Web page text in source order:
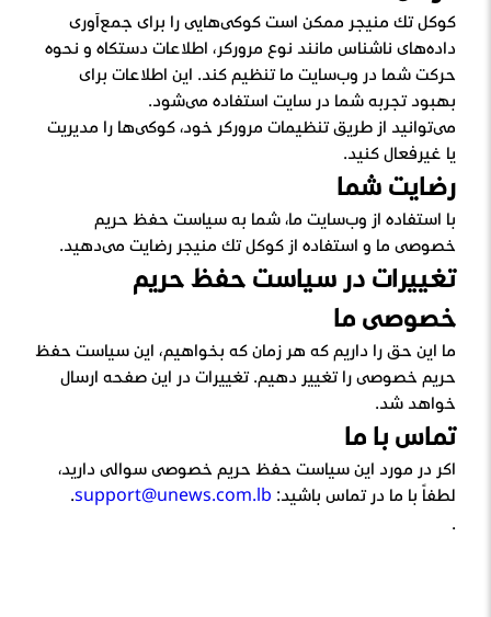
گوگل تگ منیجر ممکن است کوکی‌هایی را برای جمع‌آوری
داده‌های ناشناس مانند نوع مرورگر، اطلاعات دستگاه و نحوه
حرکت شما در وب‌سایت ما تنظیم کند. این اطلاعات برای
بهبود تجربه شما در سایت استفاده می‌شود.
می‌توانید از طریق تنظیمات مرورگر خود، کوکی‌ها را مدیریت
یا غیرفعال کنید.
رضایت شما
با استفاده از وب‌سایت ما، شما به سیاست حفظ حریم
خصوصی ما و استفاده از گوگل تگ منیجر رضایت می‌دهید.
تغییرات در سیاست حفظ حریم
خصوصی ما
ما این حق را داریم که هر زمان که بخواهیم، این سیاست حفظ
حریم خصوصی را تغییر دهیم. تغییرات در این صفحه ارسال
خواهد شد.
تماس با ما
اگر در مورد این سیاست حفظ حریم خصوصی سوالی دارید،
لطفاً با ما در تماس باشید: support@unews.com.lb
.
.